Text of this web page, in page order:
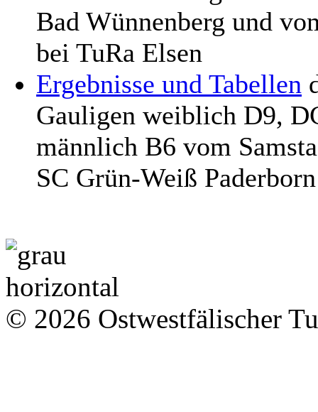
Bad Wünnenberg und
bei TuRa Elsen
Ergebnisse und Tabellen
Gauligen weiblich D9,
männlich B6 vom
SC Grün-Weiß Paderborn
© 2026 Ostwestfälischer